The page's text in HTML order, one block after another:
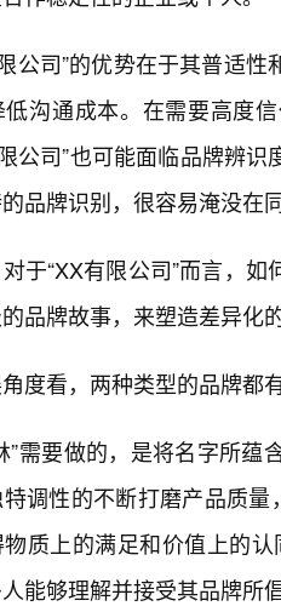
公司”的优势在于其普适
沟通成本。在需要高度
公司”也可能面临品牌辨
品牌识别，很容易淹没在
于“XX有限公司”而言，
品牌故事，来塑造差异化
度看，两种类型的品牌都
”需要做的，是将名字所
调性的不断打磨产品质
质上的满足和价值上的认
能够理解并接受其品牌所